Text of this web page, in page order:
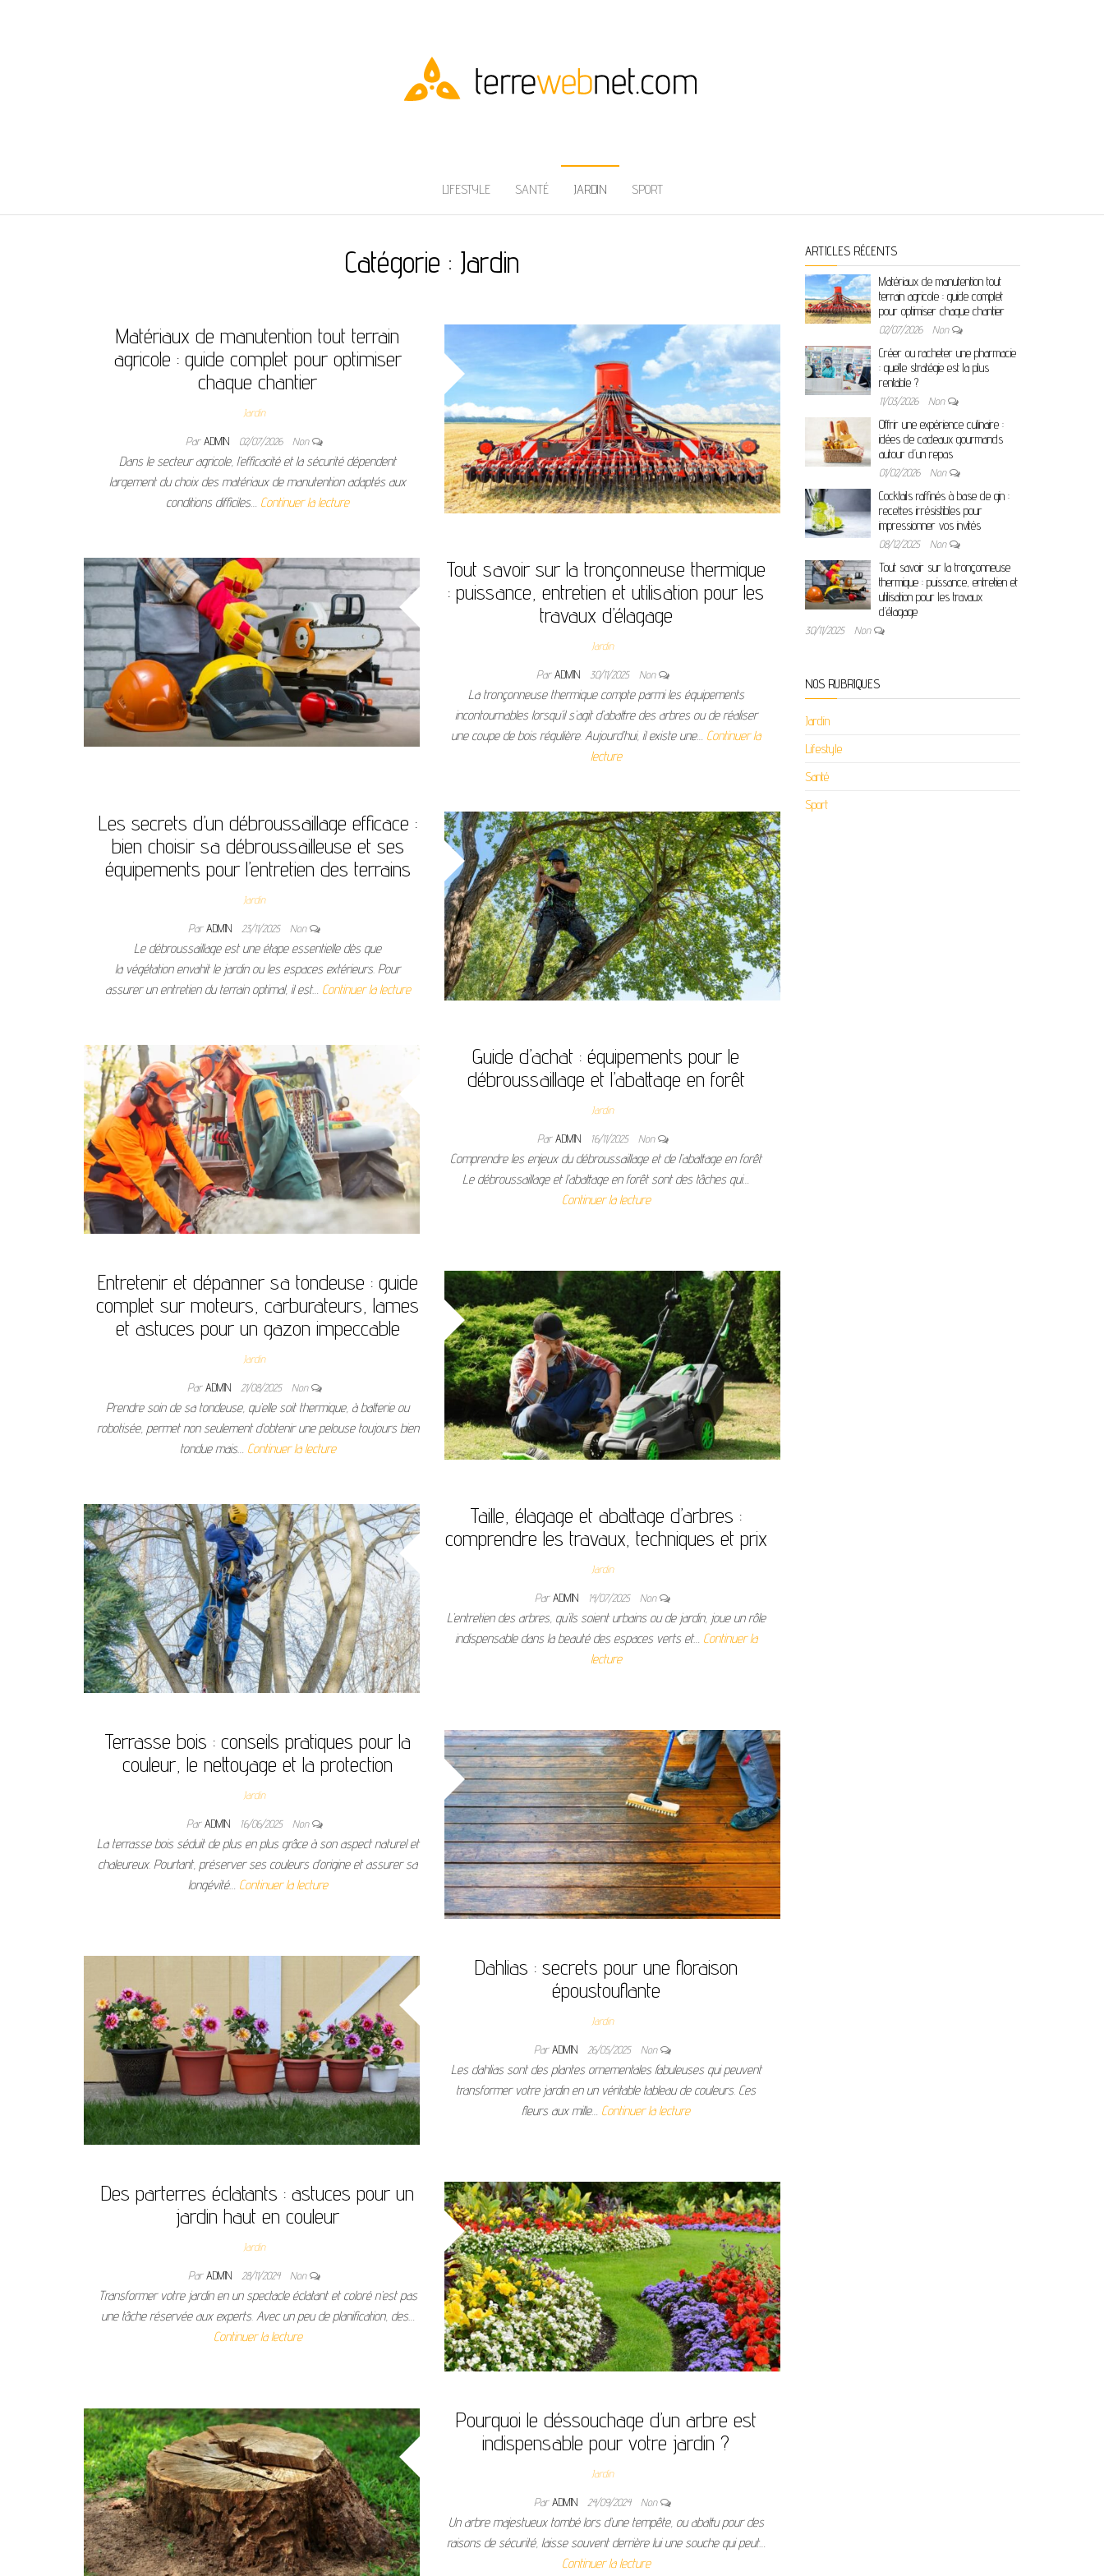
LIFESTYLE SANTÉ JARDIN SPORT
Catégorie : Jardin
Matériaux de manutention tout terrain
agricole : guide complet pour optimiser
chaque chantier
Jardin
ParADMIN 02/07/2026 Non
Dans le secteur agricole, l’efficacité et la sécurité dépendent
largement du choix des matériaux de manutention adaptés aux
conditions difficiles… Continuer la lecture
Tout savoir sur la tronçonneuse thermique
: puissance, entretien et utilisation pour les
travaux d’élagage
Jardin
ParADMIN 30/11/2025 Non
La tronçonneuse thermique compte parmi les équipements
incontournables lorsqu’il s’agit d’abattre des arbres ou de réaliser
une coupe de bois régulière. Aujourd’hui, il existe une… Continuer la
lecture
Les secrets d’un débroussaillage efficace :
bien choisir sa débroussailleuse et ses
équipements pour l’entretien des terrains
Jardin
ParADMIN 23/11/2025 Non
Le débroussaillage est une étape essentielle dès que
la végétation envahit le jardin ou les espaces extérieurs. Pour
assurer un entretien du terrain optimal, il est… Continuer la lecture
Guide d’achat : équipements pour le
débroussaillage et l’abattage en forêt
Jardin
ParADMIN 16/11/2025 Non
Comprendre les enjeux du débroussaillage et de l’abattage en forêt
Le débroussaillage et l’abattage en forêt sont des tâches qui…
Continuer la lecture
Entretenir et dépanner sa tondeuse : guide
complet sur moteurs, carburateurs, lames
et astuces pour un gazon impeccable
Jardin
ParADMIN 21/08/2025 Non
Prendre soin de sa tondeuse, qu’elle soit thermique, à batterie ou
robotisée, permet non seulement d’obtenir une pelouse toujours bien
tondue mais… Continuer la lecture
Taille, élagage et abattage d’arbres :
comprendre les travaux, techniques et prix
Jardin
ParADMIN 14/07/2025 Non
L’entretien des arbres, qu’ils soient urbains ou de jardin, joue un rôle
indispensable dans la beauté des espaces verts et… Continuer la
lecture
Terrasse bois : conseils pratiques pour la
couleur, le nettoyage et la protection
Jardin
ParADMIN 16/06/2025 Non
La terrasse bois séduit de plus en plus grâce à son aspect naturel et
chaleureux. Pourtant, préserver ses couleurs d’origine et assurer sa
longévité… Continuer la lecture
Dahlias : secrets pour une floraison
époustouflante
Jardin
ParADMIN 26/05/2025 Non
Les dahlias sont des plantes ornementales fabuleuses qui peuvent
transformer votre jardin en un véritable tableau de couleurs. Ces
fleurs aux mille… Continuer la lecture
Des parterres éclatants : astuces pour un
jardin haut en couleur
Jardin
ParADMIN 28/11/2024 Non
Transformer votre jardin en un spectacle éclatant et coloré n’est pas
une tâche réservée aux experts. Avec un peu de planification, des…
Continuer la lecture
Pourquoi le déssouchage d’un arbre est
indispensable pour votre jardin ?
Jardin
ParADMIN 24/09/2024 Non
Un arbre majestueux tombé lors d’une tempête, ou abattu pour des
raisons de sécurité, laisse souvent derrière lui une souche qui peut…
Continuer la lecture
ARTICLES RÉCENTS
Matériaux de manutention tout
terrain agricole : guide complet
pour optimiser chaque chantier
02/07/2026 Non
Créer ou racheter une pharmacie
: quelle stratégie est la plus
rentable ?
11/03/2026 Non
Offrir une expérience culinaire :
idées de cadeaux gourmands
autour d’un repas
01/02/2026 Non
Cocktails raffinés à base de gin :
recettes irrésistibles pour
impressionner vos invités
08/12/2025 Non
Tout savoir sur la tronçonneuse
thermique : puissance, entretien et
utilisation pour les travaux
d’élagage
30/11/2025 Non
NOS RUBRIQUES
Jardin
Lifestyle
Santé
Sport